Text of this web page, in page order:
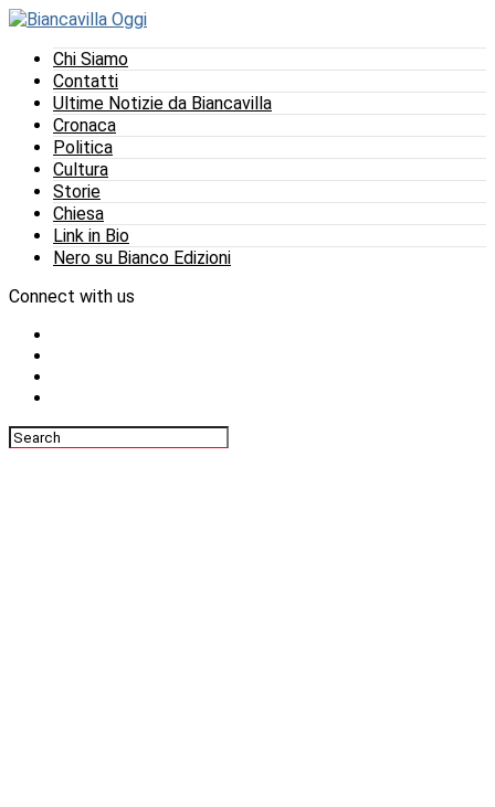
Chi Siamo
Contatti
Ultime Notizie da Biancavilla
Cronaca
Politica
Cultura
Storie
Chiesa
Link in Bio
Nero su Bianco Edizioni
Connect with us